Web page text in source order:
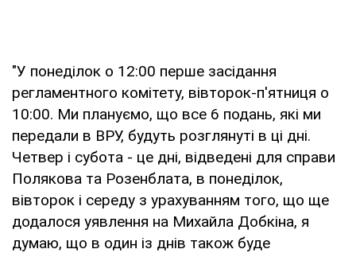
"У понеділок о 12:00 перше засідання
регламентного комітету, вівторок-п'ятниця о
10:00. Ми плануємо, що все 6 подань, які ми
передали в ВРУ, будуть розглянуті в ці дні.
Четвер і субота - це дні, відведені для справи
Полякова та Розенблата, в понеділок,
вівторок і середу з урахуванням того, що ще
додалося уявлення на Михайла Добкіна, я
думаю, що в один із днів також буде